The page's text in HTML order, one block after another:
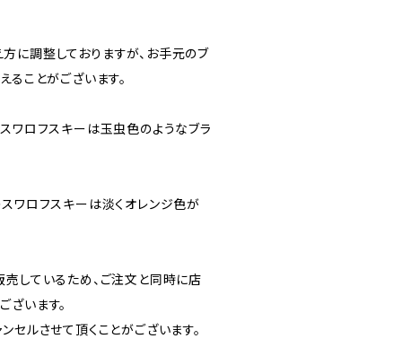
に調整しておりますが、お手元のブ
ることがございます。
ワロフスキーは玉虫色のようなブラ
ワロフスキーは淡くオレンジ色が
しているため、ご注文と同時に店
います。
セルさせて頂くことがございます。